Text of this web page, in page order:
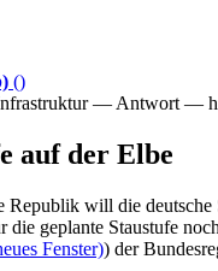
()
— Antwort —
auf der Elbe
will die deutsche
geplante Staustufe
Fenster)) der